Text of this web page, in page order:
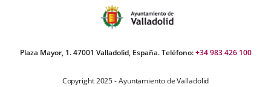
Plaza Mayor, 1. 47001 Valladolid, España. Teléfono:+34 983 426 100
Copyright 2025 - Ayuntamiento de Valladolid